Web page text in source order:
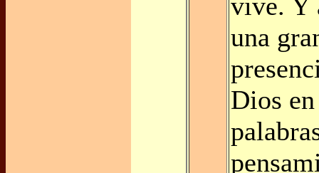
una
Dios